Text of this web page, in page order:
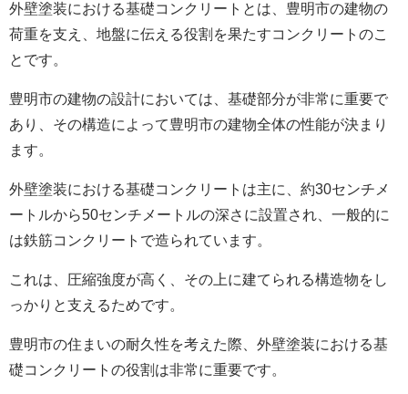
外壁塗装における基礎コンクリートとは、豊明市の建物の
荷重を支え、地盤に伝える役割を果たすコンクリートのこ
とです。
豊明市の建物の設計においては、基礎部分が非常に重要で
あり、その構造によって豊明市の建物全体の性能が決まり
ます。
外壁塗装における基礎コンクリートは主に、約30センチメ
ートルから50センチメートルの深さに設置され、一般的に
は鉄筋コンクリートで造られています。
これは、圧縮強度が高く、その上に建てられる構造物をし
っかりと支えるためです。
豊明市の住まいの耐久性を考えた際、 外壁塗装における基
礎コンクリートの役割は非常に重要です。